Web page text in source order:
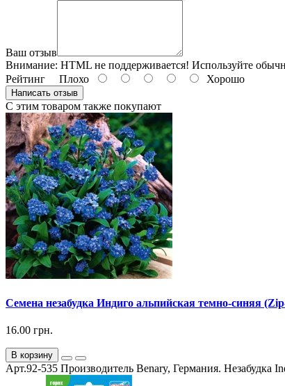
Ваш отзыв
Внимание: HTML не поддерживается! Используйте
Рейтинг Плохо Хорошо
Написать отзыв
С этим товаром также покупают
Семена незабудка Индиго альпийская темно-синяя
16.00 грн.
В корзину
Арт.92-535 Производитель Benary, Германия. Незабудка